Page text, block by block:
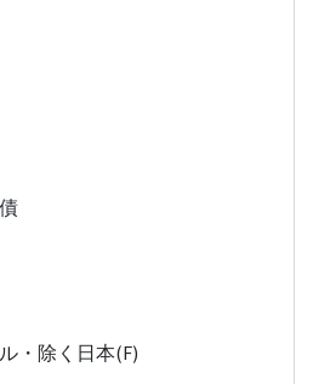
・除く日本(F)